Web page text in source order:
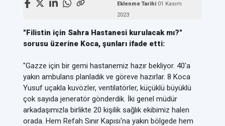
Eklenme Tarihi 01 Kasım
2023
"Filistin için Sahra Hastanesi kurulacak mı?"
sorusu üzerine Koca, şunları ifade etti:
"Gazze için bir gemi hastanemiz hazır bekliyor. 40'a
yakın ambulans planladık ve göreve hazırlar. 8 Koca
Yusuf uçakla kuvözler, ventilatörler, küçüklü büyüklü
çok sayıda jeneratör gönderdik. İki genel müdür
arkadaşımızla birlikte 20 kişilik sağlık ekibimiz halen
orada. Hem Refah Sınır Kapısı'na yakın bölgede hem